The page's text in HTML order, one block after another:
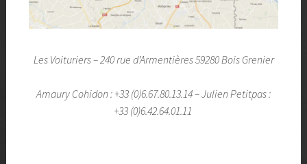
Les Voituriers – 240 rue d’Armentières59280 Bois Grenier
Amaury Cohidon : +33 (0)6.67.80.13.14 –Julien Petitpas :
+33 (0)6.42.64.01.11